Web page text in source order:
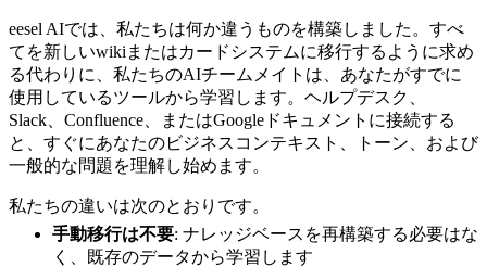
eesel AIでは、私たちは何か違うものを構築しました。すべ
てを新しいwikiまたはカードシステムに移行するように求め
る代わりに、私たちのAIチームメイトは、あなたがすでに
使用しているツールから学習します。ヘルプデスク、
Slack、Confluence、またはGoogleドキュメントに接続する
と、すぐにあなたのビジネスコンテキスト、トーン、および
一般的な問題を理解し始めます。
私たちの違いは次のとおりです。
手動移行は不要: ナレッジベースを再構築する必要はな
く、既存のデータから学習します